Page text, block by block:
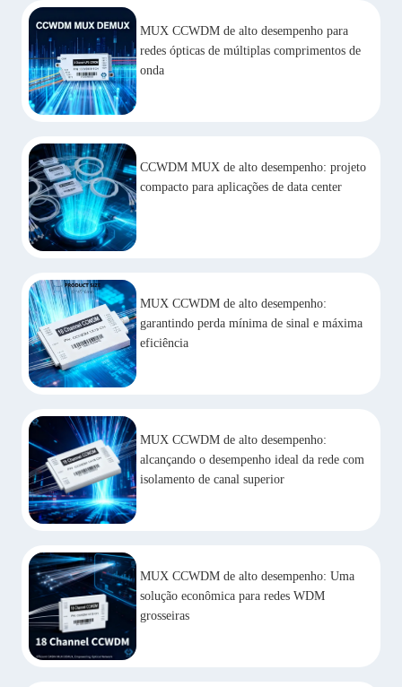
MUX CCWDM de alto desempenho para
redes ópticas de múltiplas comprimentos de
onda
CCWDM MUX de alto desempenho: projeto
compacto para aplicações de data center
MUX CCWDM de alto desempenho:
garantindo perda mínima de sinal e máxima
eficiência
MUX CCWDM de alto desempenho:
alcançando o desempenho ideal da rede com
isolamento de canal superior
MUX CCWDM de alto desempenho: Uma
solução econômica para redes WDM
grosseiras